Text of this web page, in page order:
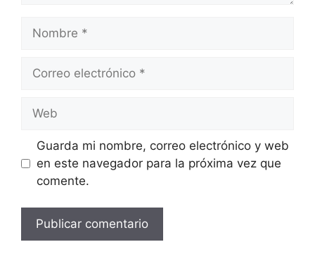
electrónico
Guarda mi nombre, correo electrónico y web
en este navegador para la próxima vez que
comente.